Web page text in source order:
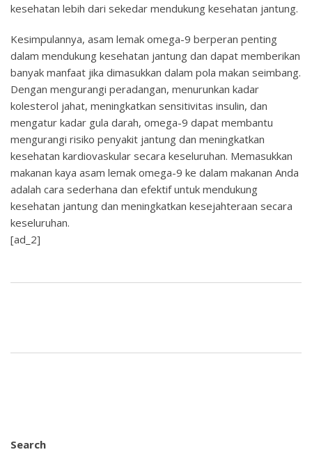
kesehatan lebih dari sekedar mendukung kesehatan jantung.
Kesimpulannya, asam lemak omega-9 berperan penting
dalam mendukung kesehatan jantung dan dapat memberikan
banyak manfaat jika dimasukkan dalam pola makan seimbang.
Dengan mengurangi peradangan, menurunkan kadar
kolesterol jahat, meningkatkan sensitivitas insulin, dan
mengatur kadar gula darah, omega-9 dapat membantu
mengurangi risiko penyakit jantung dan meningkatkan
kesehatan kardiovaskular secara keseluruhan. Memasukkan
makanan kaya asam lemak omega-9 ke dalam makanan Anda
adalah cara sederhana dan efektif untuk mendukung
kesehatan jantung dan meningkatkan kesejahteraan secara
keseluruhan.
[ad_2]
Search